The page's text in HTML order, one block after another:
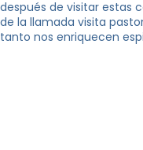
después de visitar estas
de la llamada visita
tanto nos enriquecen